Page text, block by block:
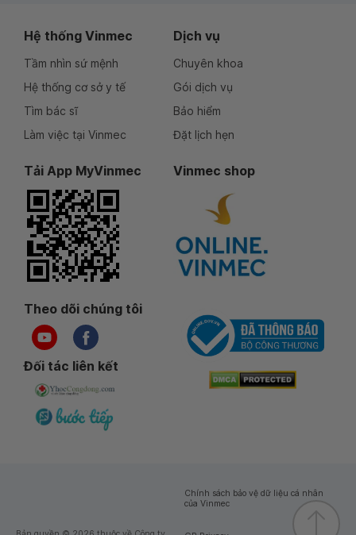
Hệ thống Vinmec
Tầm nhìn sứ mệnh
Hệ thống cơ sở y tế
Tìm bác sĩ
Làm việc tại Vinmec
Dịch vụ
Chuyên khoa
Gói dịch vụ
Bảo hiểm
Đặt lịch hẹn
Tải App MyVinmec Vinmec shop
Theo dõi chúng tôi
Đối tác liên kết
Chính sách bảo vệ dữ liệu cá nhân
của Vinmec